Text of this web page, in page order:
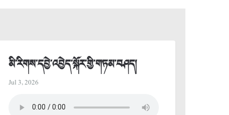
མི་རིགས་དབྱེ་འབྱེད་སྐོར་གྱི་གཏམ་བཤད།
Jul 3, 2026